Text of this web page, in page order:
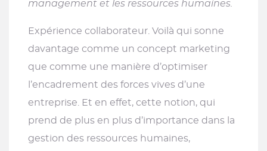
management et les ressources humaines.
Expérience collaborateur. Voilà qui sonne
davantage comme un concept marketing
que comme une manière d’optimiser
l’encadrement des forces vives d’une
entreprise. Et en effet, cette notion, qui
prend de plus en plus d’importance dans la
gestion des ressources humaines,